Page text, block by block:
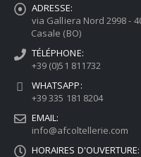
ADRESSE:
via Galliera Nord 2998 -
Casale (BO)
TÉLÉPHONE:
+39 (0)51 811732
WHATSAPP:
+39 335 181 8204
EMAIL:
info@afcoltellerie.com
HORAIRES D'OUVERTURE: